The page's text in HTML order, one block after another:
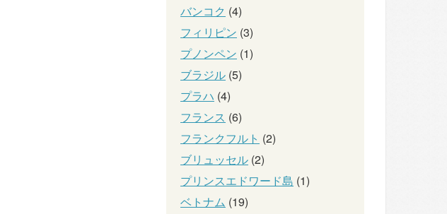
バンコク (4)
フィリピン (3)
プノンペン (1)
ブラジル (5)
プラハ (4)
フランス (6)
フランクフルト (2)
ブリュッセル (2)
プリンスエドワード島 (1)
ベトナム (19)